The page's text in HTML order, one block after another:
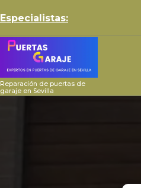
Especialistas:
Reparación de puertas de
garaje en Sevilla